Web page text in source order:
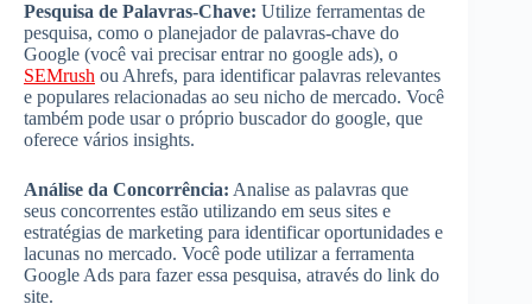
Pesquisa de Palavras-Chave: Utilize ferramentas de
pesquisa, como o planejador de palavras-chave do
Google (você vai precisar entrar no google ads), o
SEMrush ou Ahrefs, para identificar palavras relevantes
e populares relacionadas ao seu nicho de mercado. Você
também pode usar o próprio buscador do google, que
oferece vários insights.
Análise da Concorrência: Analise as palavras que
seus concorrentes estão utilizando em seus sites e
estratégias de marketing para identificar oportunidades e
lacunas no mercado. Você pode utilizar a ferramenta
Google Ads para fazer essa pesquisa, através do link do
site.